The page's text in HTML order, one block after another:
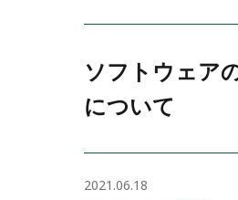
ソフトウェア
について
2021.06.18